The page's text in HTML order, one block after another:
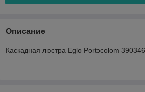
Описание
Каскадная люстра Eglo Portocolom 390346